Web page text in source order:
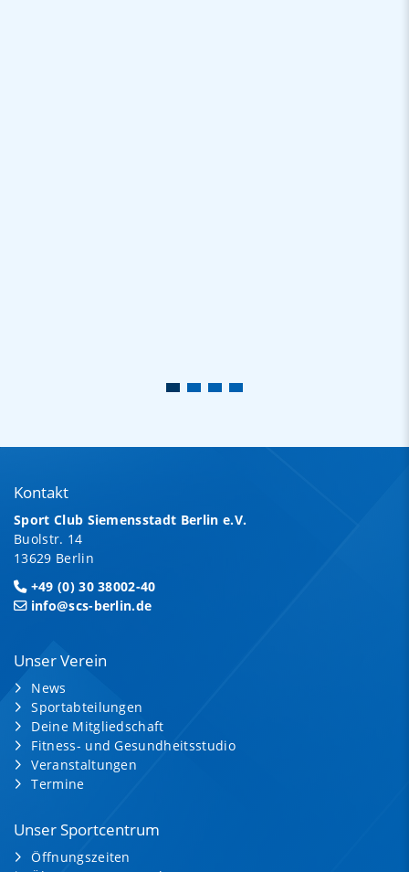
Kontakt
Sport Club Siemensstadt Berlin e.V.
Buolstr. 14
13629 Berlin
+49 (0) 30 38002-40
info@scs-berlin.de
Unser Verein
News
Sportabteilungen
Deine Mitgliedschaft
Fitness- und Gesundheitsstudio
Veranstaltungen
Termine
Unser Sportcentrum
Öffnungszeiten